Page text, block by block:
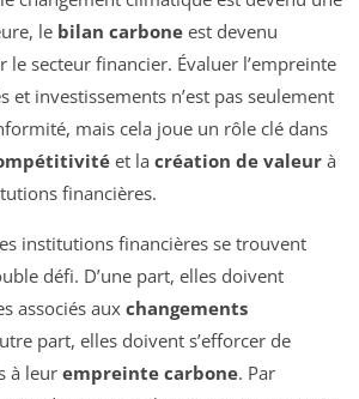
le bilan carbone est devenu
secteur financier. Évaluer l’empreinte
et investissements n’est pas seulement
mais cela joue un rôle clé dans
et la création de valeur à
financières.
institutions financières se trouvent
défi. D’une part, elles doivent
associés aux changements
part, elles doivent s’efforcer de
à leur empreinte carbone. Par